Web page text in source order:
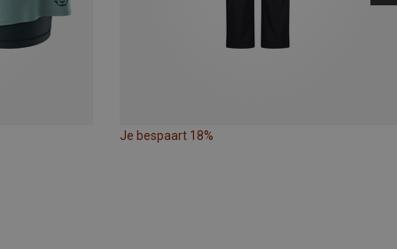
Je bespaart 18%